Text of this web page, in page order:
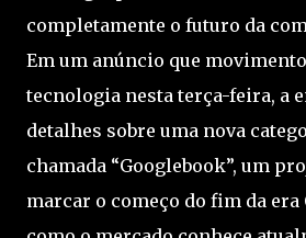
completamente o futuro da
Em um anúncio que
tecnologia nesta terça-feira, a
detalhes sobre uma nova
chamada “Googlebook”, um
marcar o começo do fim da